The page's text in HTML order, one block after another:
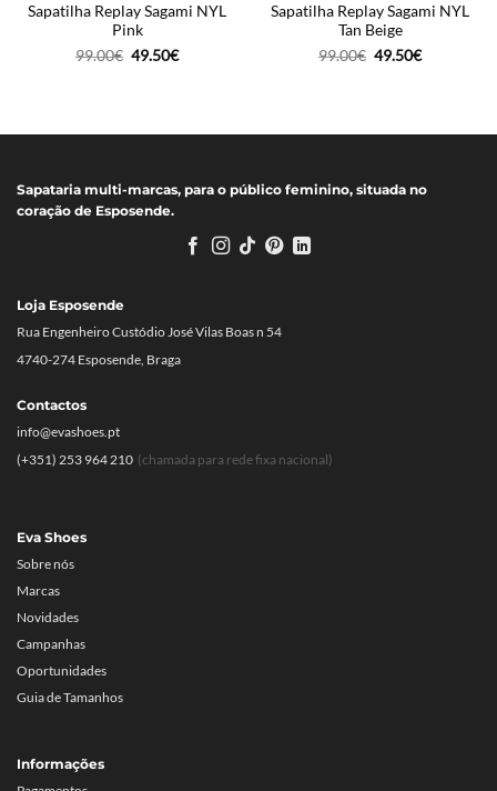
Sapatilha Replay Sagami NYL
Pink
99.00€ O
49.50€O
Sapatilha Replay Sagami NYL
Tan Beige
99.00€ O
49.50€O
Sapataria multi-marcas, para o público feminino, situada no
coração de Esposende.
Eva Shoes
Sobre nós
Marcas
Novidades
Campanhas
Oportunidades
Guia de Tamanhos
Informações
Loja Esposende
Rua Engenheiro Custódio José Vilas Boas n 54
4740-274 Esposende, Braga
Contactos
info@evashoes.pt
(+351) 253 964 210 (chamada para rede fixa nacional)